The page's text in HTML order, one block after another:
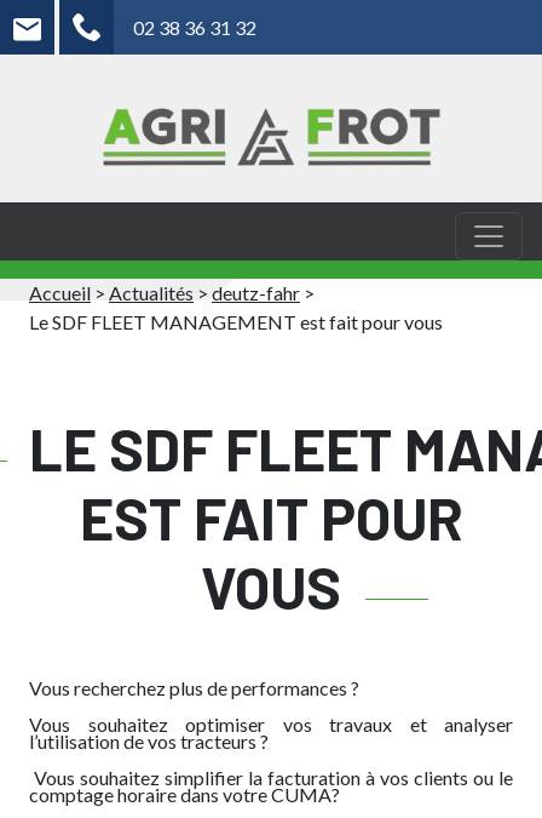
02 38 36 31 32
Accueil > Actualités > deutz-fahr >
Le SDF FLEET MANAGEMENT est fait pour vous
LE SDF FLEET
EST FAIT POUR
VOUS
Vous recherchez plus de performances ?
Vous souhaitez optimiser vos travaux et analyser
l’utilisation de vos tracteurs ?
Vous souhaitez simplifier la facturation à vos clients ou le
comptage horaire dans votre CUMA?